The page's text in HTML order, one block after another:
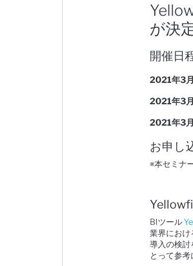
が決
開催日
2021年3
2021年3
2021年3
お申し
※本セミナ
BIツール
業界にお
導入の検討
とって参